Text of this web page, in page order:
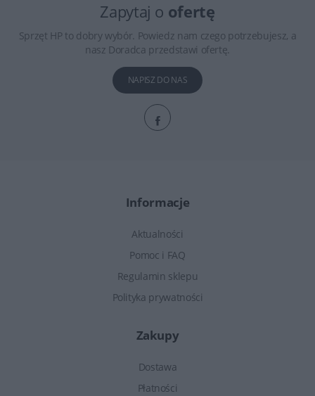
Zapytaj o ofertę
Sprzęt HP to dobry wybór. Powiedz nam czego potrzebujesz, a
nasz Doradca przedstawi ofertę.
NAPISZ DO NAS
Informacje
Aktualności
Pomoc i FAQ
Regulamin sklepu
Polityka prywatności
Zakupy
Dostawa
Płatności